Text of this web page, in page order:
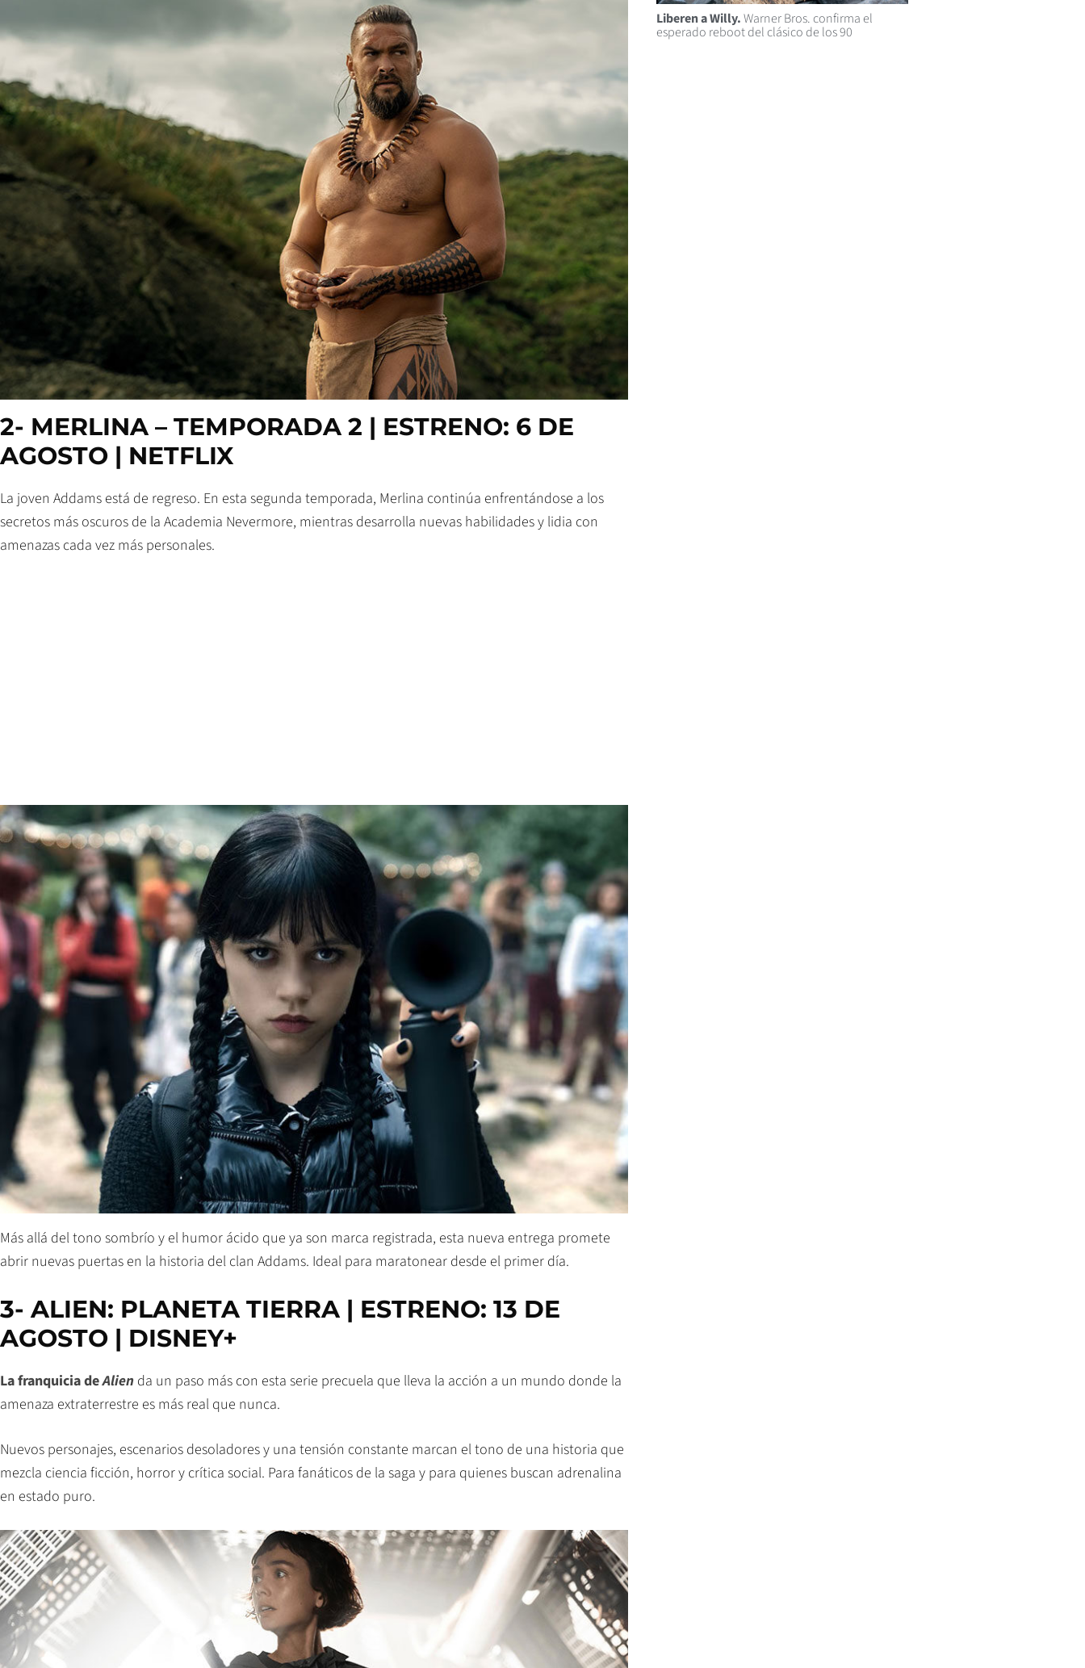
2- MERLINA – TEMPORADA 2 | ESTRENO: 6 DE
AGOSTO | NETFLIX
La joven Addams está de regreso. En esta segunda temporada, Merlina continúa enfrentándose a los
secretos más oscuros de la Academia Nevermore, mientras desarrolla nuevas habilidades y lidia con
amenazas cada vez más personales.
Más allá del tono sombrío y el humor ácido que ya son marca registrada, esta nueva entrega promete
abrir nuevas puertas en la historia del clan Addams. Ideal para maratonear desde el primer día.
3- ALIEN: PLANETA TIERRA | ESTRENO: 13 DE
AGOSTO | DISNEY+
La franquicia deAlien da un paso más con esta serie precuela que lleva la acción a un mundo donde la
amenaza extraterrestre es más real que nunca.
Nuevos personajes, escenarios desoladores y una tensión constante marcan el tono de una historia que
mezcla ciencia ficción, horror y crítica social. Para fanáticos de la saga y para quienes buscan adrenalina
en estado puro.
Liberen a Willy.Warner Bros. confirma el
esperado reboot del clásico de los 90